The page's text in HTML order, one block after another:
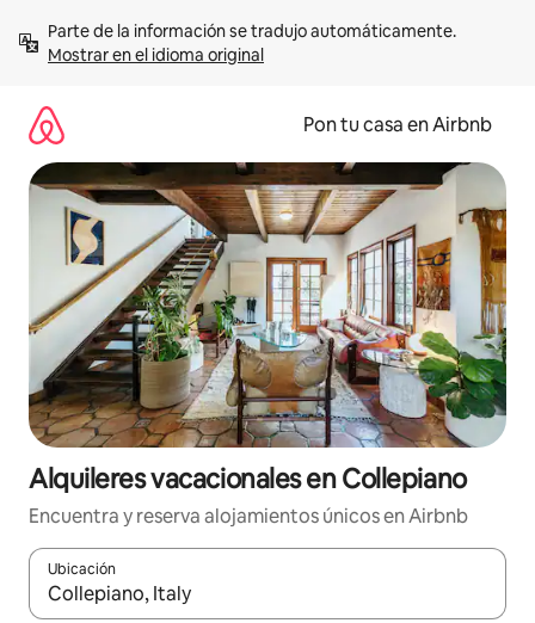
contenidoMostrar en el idioma original
Pon tu casa en Airbnb
Alquileres vacacionales en Collepiano
Encuentra y reserva alojamientos únicos en Airbnb
Ubicación
Cuando los resultados estén disponibles, navega con las